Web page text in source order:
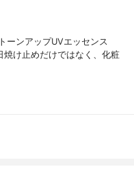
ーンアップUVエッセンス
焼け止めだけではなく、化粧